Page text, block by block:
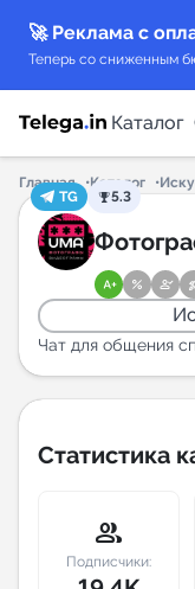
🚀 Реклама с
Теперь со сниженным
Каталог
Каталог
Каталог
Горящие
Индекс
New
Главная Каталог
TG
5.3
Чат для общения
Статистика
group
Подписчики: